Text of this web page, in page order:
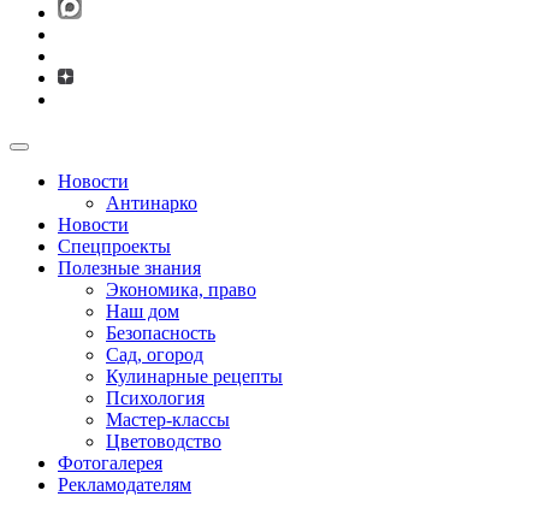
Новости
Антинарко
Новости
Спецпроекты
Полезные знания
Экономика, право
Наш дом
Безопасность
Сад, огород
Кулинарные рецепты
Психология
Мастер-классы
Цветоводство
Фотогалерея
Рекламодателям